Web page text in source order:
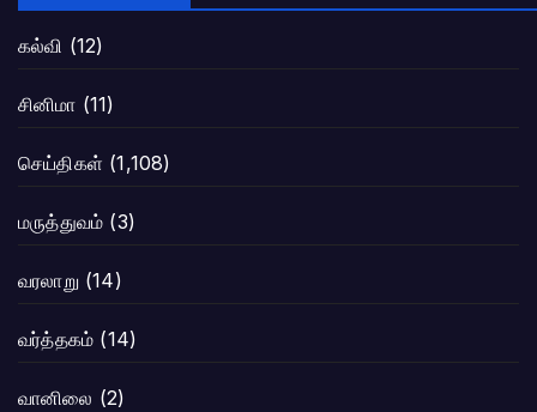
கல்வி (12)
சினிமா (11)
செய்திகள் (1,108)
மருத்துவம் (3)
வரலாறு (14)
வர்த்தகம் (14)
வானிலை (2)